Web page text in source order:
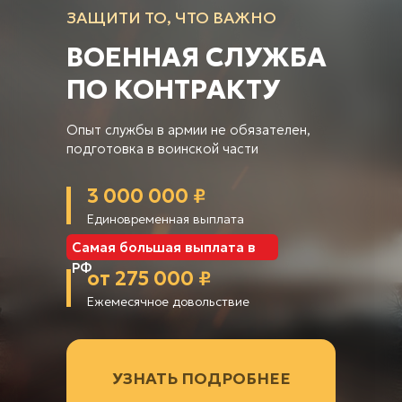
ЗАЩИТИ ТО, ЧТО ВАЖНО
ВОЕННАЯ СЛУЖБА
ПО КОНТРАКТУ
Опыт службы в армии не обязателен,
подготовка в воинской части
УЗНАТЬ ПОДРОБНЕЕ
3 000 000 ₽
Единовременная выплата
от 275 000 ₽
Ежемесячное довольствие
Самая большая выплата в
РФ